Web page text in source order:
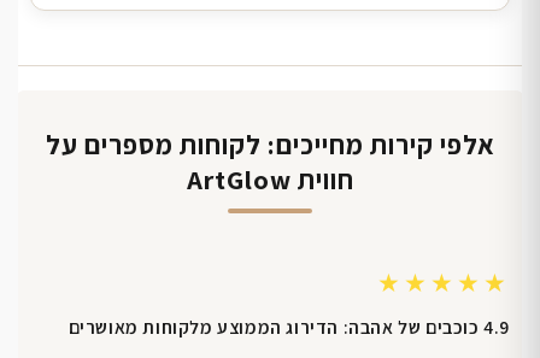
אלפי קירות מחייכים: לקוחות מספרים על
חווית ArtGlow
★★★★★
4.9 כוכבים של אהבה: הדירוג הממוצע מלקוחות מאושרים